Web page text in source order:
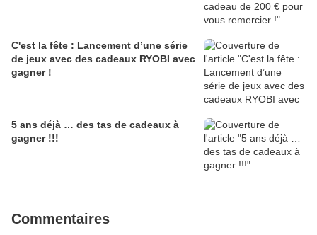
C'est la fête : Lancement d’une série
de jeux avec des cadeaux RYOBI avec
gagner !
5 ans déjà … des tas de cadeaux à
gagner !!!
Commentaires